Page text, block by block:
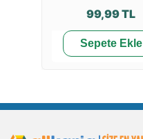
99,99 TL
Sepete Ekle